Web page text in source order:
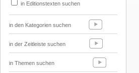
in Editionstexten suchen
in den Kategorien suchen
in der Zeitleiste suchen
in Themen suchen